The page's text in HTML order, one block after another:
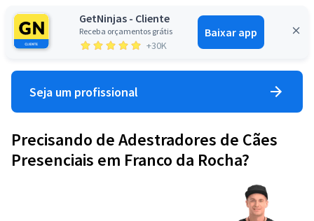
GetNinjas - Cliente
Receba orçamentos grátis
+30K
Baixar app
Entrar
Seja um profissional
Precisando de Adestradores de Cães
Presenciais em Franco da Rocha?